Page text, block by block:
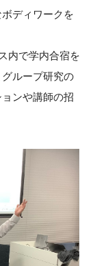
ディワークを
内で学内合宿を
ループ研究の
ンや講師の招